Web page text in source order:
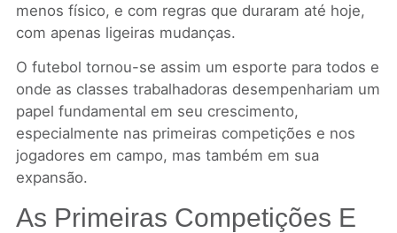
menos físico, e com regras que duraram até hoje,
com apenas ligeiras mudanças.
O futebol tornou-se assim um esporte para todos e
onde as classes trabalhadoras desempenhariam um
papel fundamental em seu crescimento,
especialmente nas primeiras competições e nos
jogadores em campo, mas também em sua
expansão.
As Primeiras Competições E